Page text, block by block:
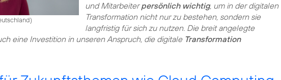
)
und Mitarbeiterpersönlich wichtig, um in der digitalen
Transformation nicht nur zu bestehen, sondern sie
langfristig für sich zu nutzen. Die breit angelegte
eine Investition in unseren Anspruch, die digitale Transformation